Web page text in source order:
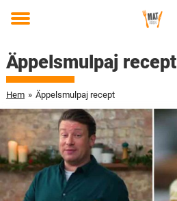
Toggle
Äppelsmulpaj recept
Hem » Äppelsmulpaj recept